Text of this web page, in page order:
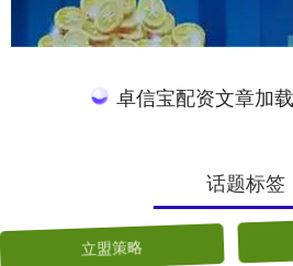
卓信宝配资文章加
话题标签
立盟策略